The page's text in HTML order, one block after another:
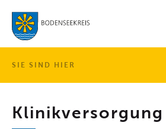
SIE SIND HIER
Klinikversorgung